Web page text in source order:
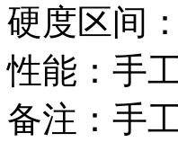
硬度区间
性能：手
备注：手